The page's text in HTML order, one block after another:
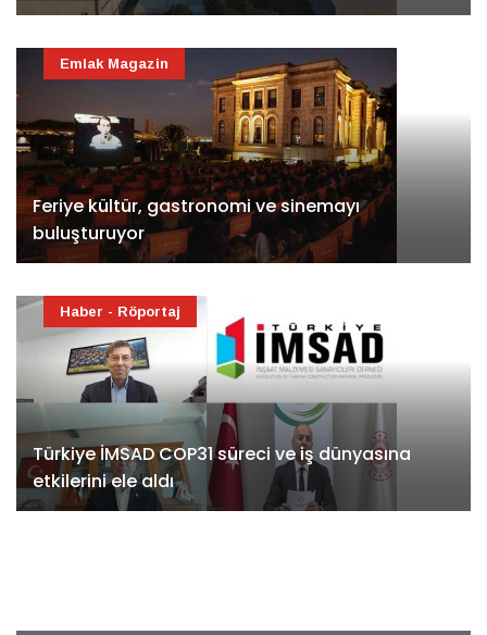
Feriye kültür, gastronomi ve sinemayı
buluşturuyor
Emlak Magazin
Türkiye İMSAD COP31 süreci ve iş dünyasına
etkilerini ele aldı
Haber - Röportaj